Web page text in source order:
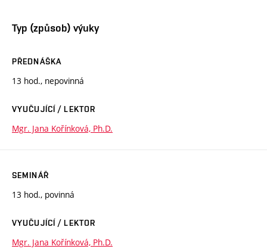
Typ (způsob) výuky
PŘEDNÁŠKA
13 hod., nepovinná
VYUČUJÍCÍ / LEKTOR
Mgr. Jana Kořínková, Ph.D.
SEMINÁŘ
13 hod., povinná
VYUČUJÍCÍ / LEKTOR
Mgr. Jana Kořínková, Ph.D.